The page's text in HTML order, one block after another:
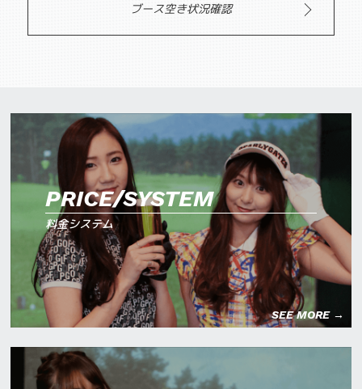
ブース空き状況確認
PRICE/SYSTEM
料金システム
SEE MORE →